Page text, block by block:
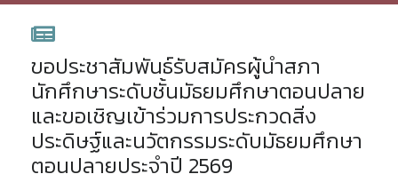
ขอประชาสัมพันธ์รับสมัครผู้นำสภา
นักศึกษาระดับชั้นมัธยมศึกษาตอนปลาย
และขอเชิญเข้าร่วมการประกวดสิ่ง
ประดิษฐ์และนวัตกรรมระดับมัธยมศึกษา
ตอนปลายประจำปี 2569